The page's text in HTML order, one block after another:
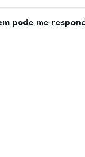
pode me